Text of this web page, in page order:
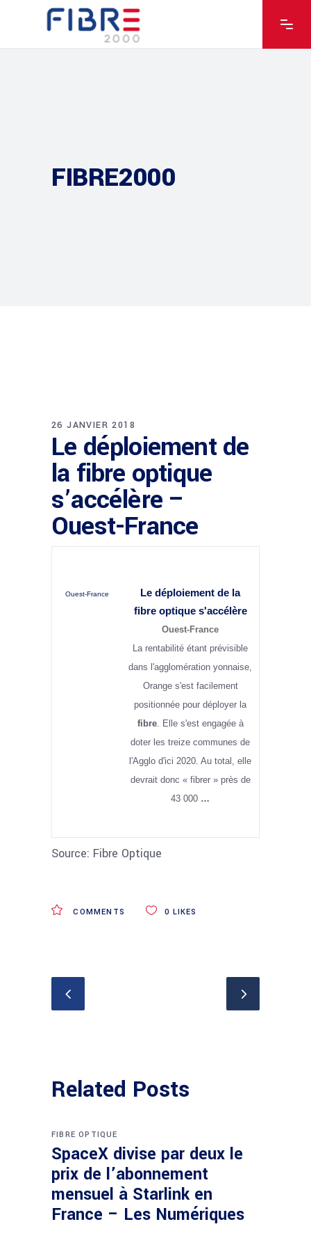
FIBRE2000
26 JANVIER 2018
Le déploiement de
la fibre optique
s’accélère –
Ouest-France
Ouest-France
Le déploiement de la
fibre optiques'accélère
Ouest-France
La rentabilité étant prévisible
dans l'agglomération yonnaise,
Orange s'est facilement
positionnée pour déployer la
fibre. Elle s'est engagée à
doter les treize communes de
l'Agglo d'ici 2020. Au total, elle
devrait donc « fibrer » près de
43 000 …
Source: Fibre Optique
COMMENTS 0 LIKES
Related Posts
FIBRE OPTIQUE
SpaceX divise par deux le
prix de l’abonnement
mensuel à Starlink en
France – Les Numériques